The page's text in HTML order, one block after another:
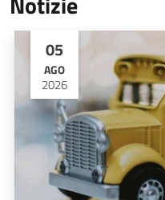
05
AGO
2026